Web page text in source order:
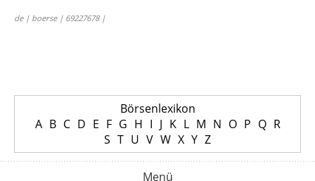
de | boerse | 69227678 |
Börsenlexikon
A B C D E F G H I J K L M N O P Q R
S T U V W X Y Z
Menü